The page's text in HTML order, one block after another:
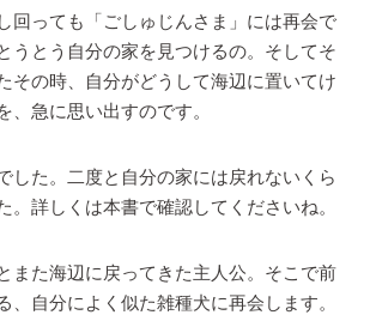
回っても「ごしゅじんさま」には再会で
うとう自分の家を見つけるの。そしてそ
その時、自分がどうして海辺に置いてけ
、急に思い出すのです。
した。二度と自分の家には戻れないくら
。詳しくは本書で確認してくださいね。
また海辺に戻ってきた主人公。そこで前
、自分によく似た雑種犬に再会します。